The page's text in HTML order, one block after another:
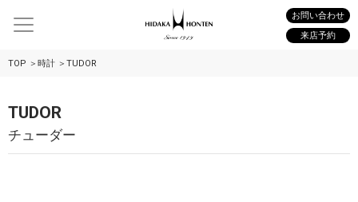
お問い合わせ
来店予約
TOP 時計 TUDOR
TUDOR
チューダー